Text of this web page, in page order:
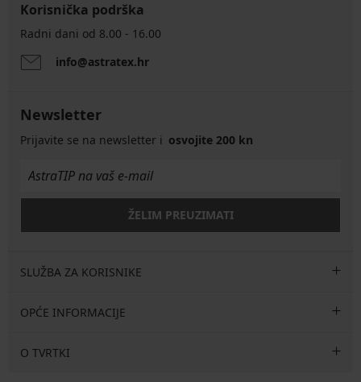
Korisnička podrška
Radni dani od 8.00 - 16.00
info@astratex.hr
Newsletter
Prijavite se na newsletter i osvojite 200 kn
ŽELIM PREUZIMATI
SLUŽBA ZA KORISNIKE
OPĆE INFORMACIJE
O TVRTKI